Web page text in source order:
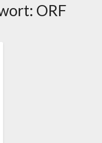
ORF